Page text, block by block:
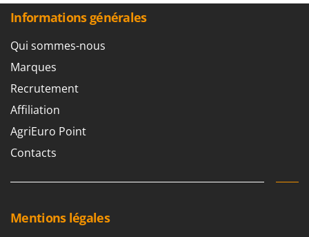
Informations générales
Qui sommes-nous
Marques
Recrutement
Affiliation
AgriEuro Point
Contacts
Mentions légales